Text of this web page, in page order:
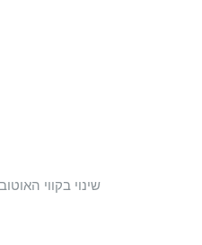
שינוי בקווי